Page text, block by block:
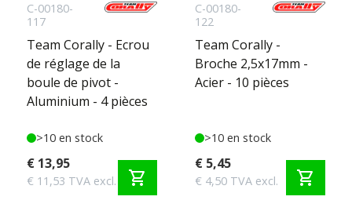
C-00180-
117
Team Corally - Ecrou
de réglage de la
boule de pivot -
Aluminium - 4 pièces
>10 en stock
€ 13,95
€ 11,53 TVA excl. shopping_cart
C-00180-
122
Team Corally -
Broche 2,5x17mm -
Acier - 10 pièces
>10 en stock
€ 5,45
€ 4,50 TVA excl. shopping_cart